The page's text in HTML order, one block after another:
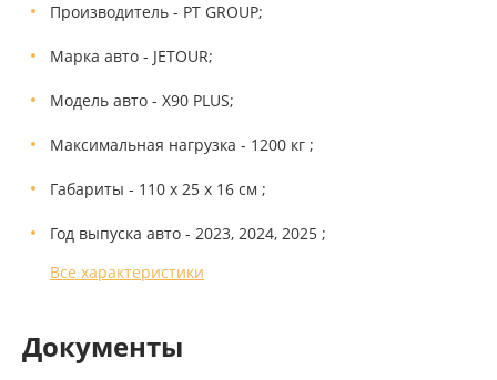
Производитель - PT GROUP;
Марка авто - JETOUR;
Модель авто - X90 PLUS;
Максимальная нагрузка - 1200 кг ;
Габариты - 110 х 25 х 16 см ;
Год выпуска авто - 2023, 2024, 2025 ;
Все характеристики
Документы